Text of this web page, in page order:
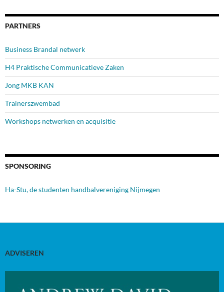
PARTNERS
Business Brandal netwerk
H4 Praktische Communicatieve Zaken
Jong MKB KAN
Trainerszwembad
Workshops netwerken en acquisitie
SPONSORING
Ha-Stu, de studenten handbalvereniging Nijmegen
ADVISEREN